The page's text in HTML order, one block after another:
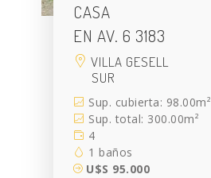
CASA
EN AV. 6 3183
VILLA GESELL
SUR
Sup. cubierta: 98.00m²
Sup. total: 300.00m²
4
1 baños
U$S 95.000